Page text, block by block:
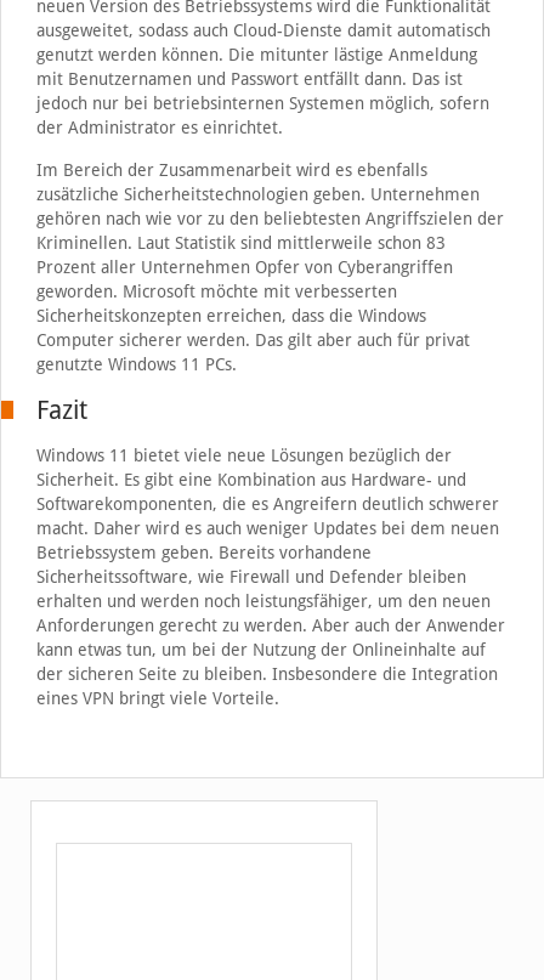
neuen Version des Betriebssystems wird die Funktionalität
ausgeweitet, sodass auch Cloud-Dienste damit automatisch
genutzt werden können. Die mitunter lästige Anmeldung
mit Benutzernamen und Passwort entfällt dann. Das ist
jedoch nur bei betriebsinternen Systemen möglich, sofern
der Administrator es einrichtet.
Im Bereich der Zusammenarbeit wird es ebenfalls
zusätzliche Sicherheitstechnologien geben. Unternehmen
gehören nach wie vor zu den beliebtesten Angriffszielen der
Kriminellen. Laut Statistik sind mittlerweile schon 83
Prozent aller Unternehmen Opfer von Cyberangriffen
geworden. Microsoft möchte mit verbesserten
Sicherheitskonzepten erreichen, dass die Windows
Computer sicherer werden. Das gilt aber auch für privat
genutzte Windows 11 PCs.
Fazit
Windows 11 bietet viele neue Lösungen bezüglich der
Sicherheit. Es gibt eine Kombination aus Hardware- und
Softwarekomponenten, die es Angreifern deutlich schwerer
macht. Daher wird es auch weniger Updates bei dem neuen
Betriebssystem geben. Bereits vorhandene
Sicherheitssoftware, wie Firewall und Defender bleiben
erhalten und werden noch leistungsfähiger, um den neuen
Anforderungen gerecht zu werden. Aber auch der Anwender
kann etwas tun, um bei der Nutzung der Onlineinhalte auf
der sicheren Seite zu bleiben. Insbesondere die Integration
eines VPN bringt viele Vorteile.